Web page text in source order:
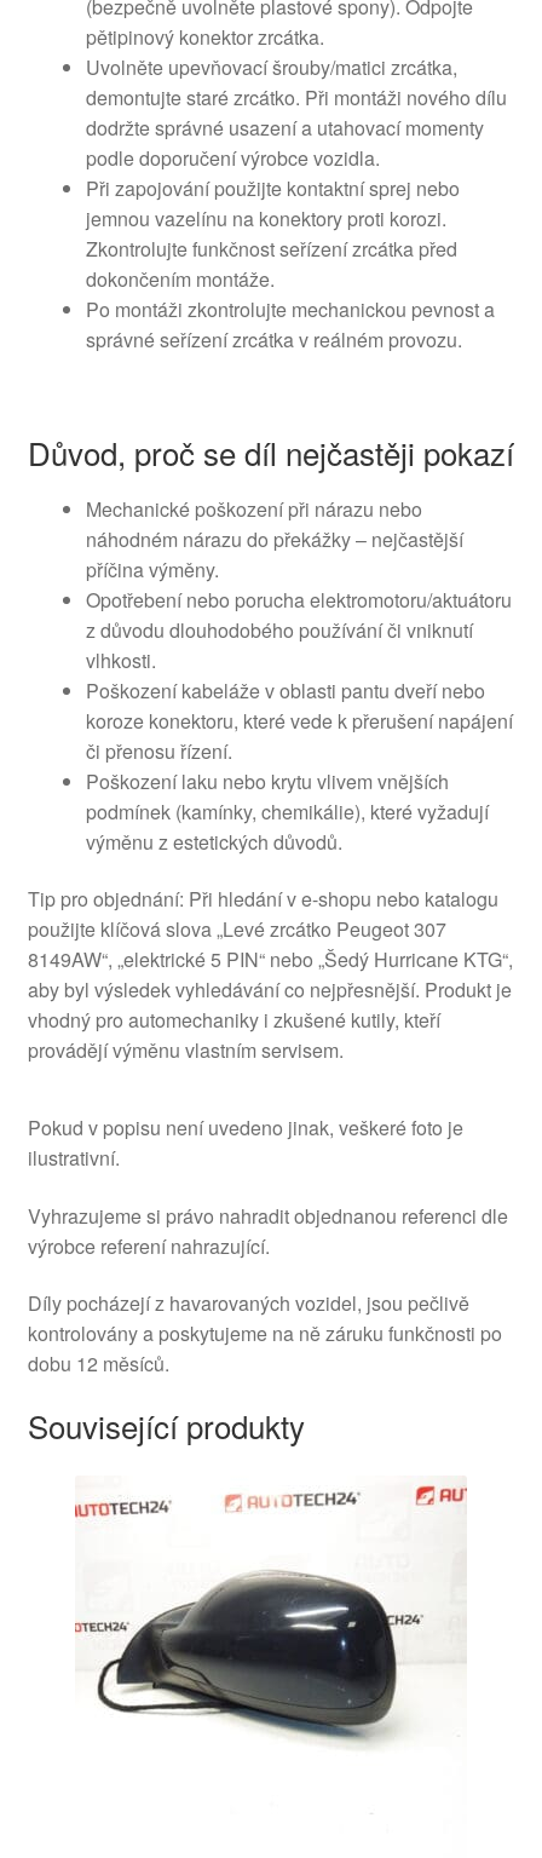
(bezpečně uvolněte plastové spony). Odpojte
pětipinový konektor zrcátka.
Uvolněte upevňovací šrouby/matici zrcátka,
demontujte staré zrcátko. Při montáži nového dílu
dodržte správné usazení a utahovací momenty
podle doporučení výrobce vozidla.
Při zapojování použijte kontaktní sprej nebo
jemnou vazelínu na konektory proti korozi.
Zkontrolujte funkčnost seřízení zrcátka před
dokončením montáže.
Po montáži zkontrolujte mechanickou pevnost a
správné seřízení zrcátka v reálném provozu.
Důvod, proč se díl nejčastěji pokazí
Mechanické poškození při nárazu nebo
náhodném nárazu do překážky – nejčastější
příčina výměny.
Opotřebení nebo porucha elektromotoru/aktuátoru
z důvodu dlouhodobého používání či vniknutí
vlhkosti.
Poškození kabeláže v oblasti pantu dveří nebo
koroze konektoru, které vede k přerušení napájení
či přenosu řízení.
Poškození laku nebo krytu vlivem vnějších
podmínek (kamínky, chemikálie), které vyžadují
výměnu z estetických důvodů.
Tip pro objednání: Při hledání v e-shopu nebo katalogu
použijte klíčová slova „Levé zrcátko Peugeot 307
8149AW“, „elektrické 5 PIN“ nebo „Šedý Hurricane KTG“,
aby byl výsledek vyhledávání co nejpřesnější. Produkt je
vhodný pro automechaniky i zkušené kutily, kteří
provádějí výměnu vlastním servisem.
Pokud v popisu není uvedeno jinak, veškeré foto je
ilustrativní.
Vyhrazujeme si právo nahradit objednanou referenci dle
výrobce referení nahrazující.
Díly pocházejí z havarovaných vozidel, jsou pečlivě
kontrolovány a poskytujeme na ně záruku funkčnosti po
dobu 12 měsíců.
Související produkty